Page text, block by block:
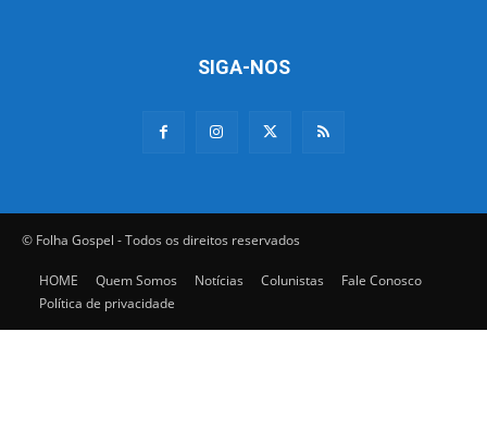
SIGA-NOS
© Folha Gospel - Todos os direitos reservados
HOME Quem Somos Notícias Colunistas
Fale Conosco
Política de privacidade